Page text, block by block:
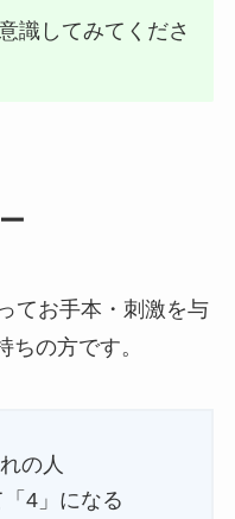
識してみてくださ
てお手本・刺激を与
ちの方です。
の人
4」になる